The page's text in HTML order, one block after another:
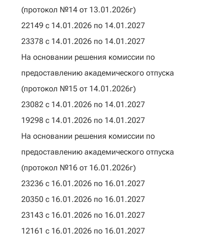
(протокол №14 от 13.01.2026г)
22149 с 14.01.2026 по 14.01.2027
23378 с 14.01.2026 по 14.01.2027
На основании решения комиссии по
предоставлению академического отпуска
(протокол №15 от 14.01.2026г)
23082 с 14.01.2026 по 14.01.2027
19298 с 14.01.2026 по 14.01.2027
На основании решения комиссии по
предоставлению академического отпуска
(протокол №16 от 16.01.2026г)
23236 с 16.01.2026 по 16.01.2027
20350 с 16.01.2026 по 16.01.2027
23143 с 16.01.2026 по 16.01.2027
12161 с 16.01.2026 по 16.01.2027